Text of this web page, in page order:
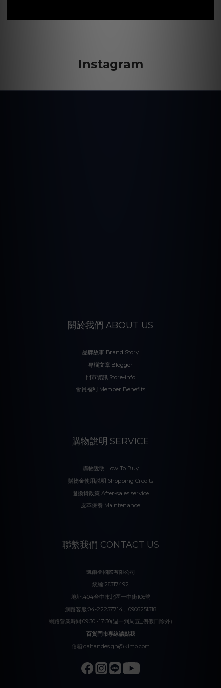
Instagram
關於我們 ABOUT US
品牌故事 Brand Story
專欄文章 Blogger
門市資訊 Store-info
會員福利 Member Benefits
購物說明 SERVICE
購物說明 How To Buy
購物金使用説明 Shopping Credits
退換貨政策 After-sales service
皮革保養 Maintenance
聯繫我們 CONTACT US
凱爾登國際有限公司
統編:28317492
地址:404台中市北區一中街106號
網路客服:04-22257714、0906251318
網路營業時間:09:30~17:30(週一到周五_例假日除外)
百貨門市專線請點我
信箱:caltandesign@kimo.com